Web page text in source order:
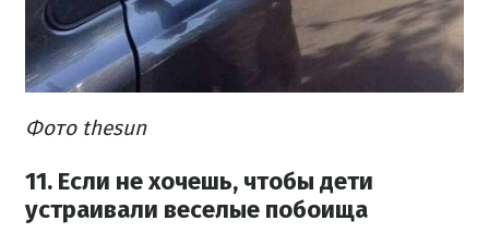
Фото thesun
11. Если не хочешь, чтобы дети
устраивали веселые побоища